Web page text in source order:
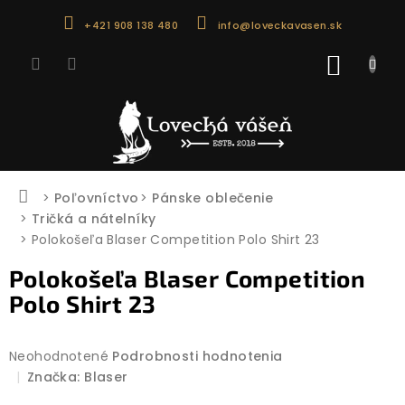
+421 908 138 480 info@loveckavasen.sk
Domov
Poľovníctvo
Pánske oblečenie
Tričká a nátelníky
Polokošeľa Blaser Competition Polo Shirt 23
Polokošeľa Blaser Competition
Polo Shirt 23
Priemerné
hodnotenie
Neohodnotené Podrobnosti hodnotenia
Značka: Blaser